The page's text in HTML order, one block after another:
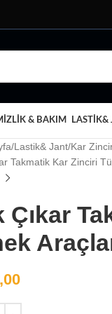
& BAKIM LASTIK&
Lastik& Jant Kar
Takmatik Kar Zinciri
Çıkar